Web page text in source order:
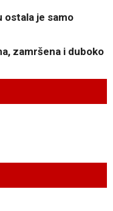
ostala je samo
zamršena i duboko